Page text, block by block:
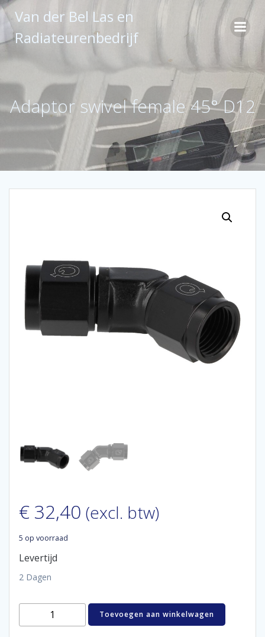
Ga
naar
inhoud
Van der Bel Las en
Radiateurenbedrijf
Adaptor swivel female 45° D12
€ 32,40 (excl. btw)
5 op voorraad
Levertijd
2 Dagen
Adaptor
Toevoegen aan winkelwagen